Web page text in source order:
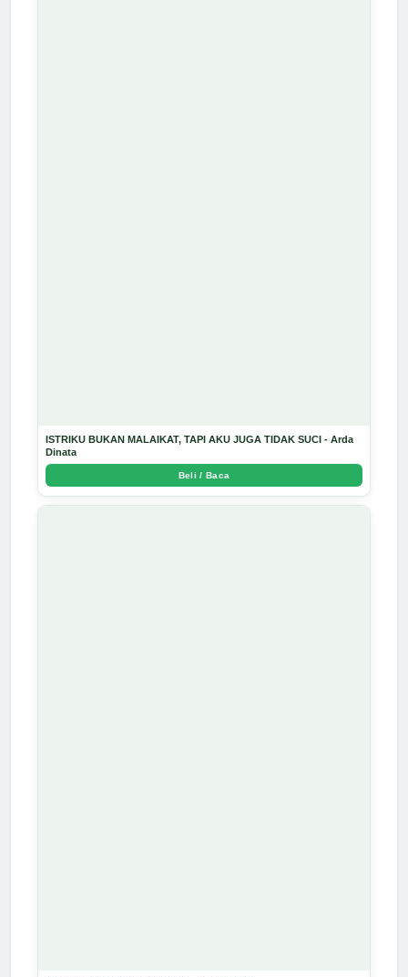
ISTRIKU BUKAN MALAIKAT, TAPI AKU JUGA TIDAK SUCI - Arda
Dinata
Beli / Baca